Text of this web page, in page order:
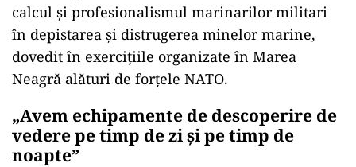
calcul și profesionalismul marinarilor militari
în depistarea și distrugerea minelor marine,
dovedit în exercițiile organizate în Marea
Neagră alături de forțele NATO.
„Avem echipamente de descoperire de
vedere pe timp de zi și pe timp de
noapte”